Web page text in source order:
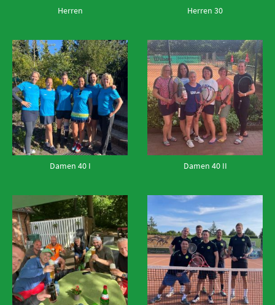
Herren Herren 30
Damen 40 I Damen 40 II